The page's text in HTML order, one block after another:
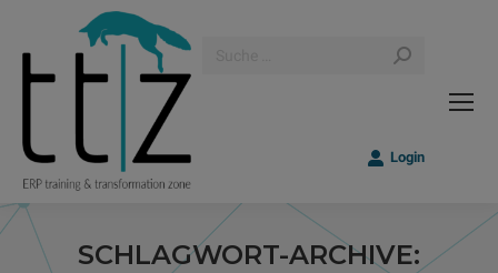
Login
SCHLAGWORT-ARCHIVE: